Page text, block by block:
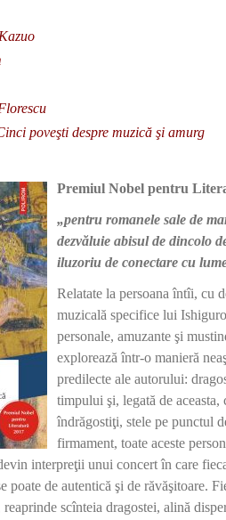
poveşti despre muzică şi amurg
Premiul Nobel pentru
„pentru romanele sale de
dezvăluie abisul de dincolo
iluzoriu de conectare cu
Relatate la persoana întîi, cu
muzicală specifice lui
personale, amuzante şi
explorează într-o manieră
predilecte ale autorului:
timpului şi, legată de
îndrăgostiţi, stele pe punctul
firmament, toate aceste
interpreţii unui concert în care
poate de autentică şi de răvăşitoare.
scînteia dragostei, alină